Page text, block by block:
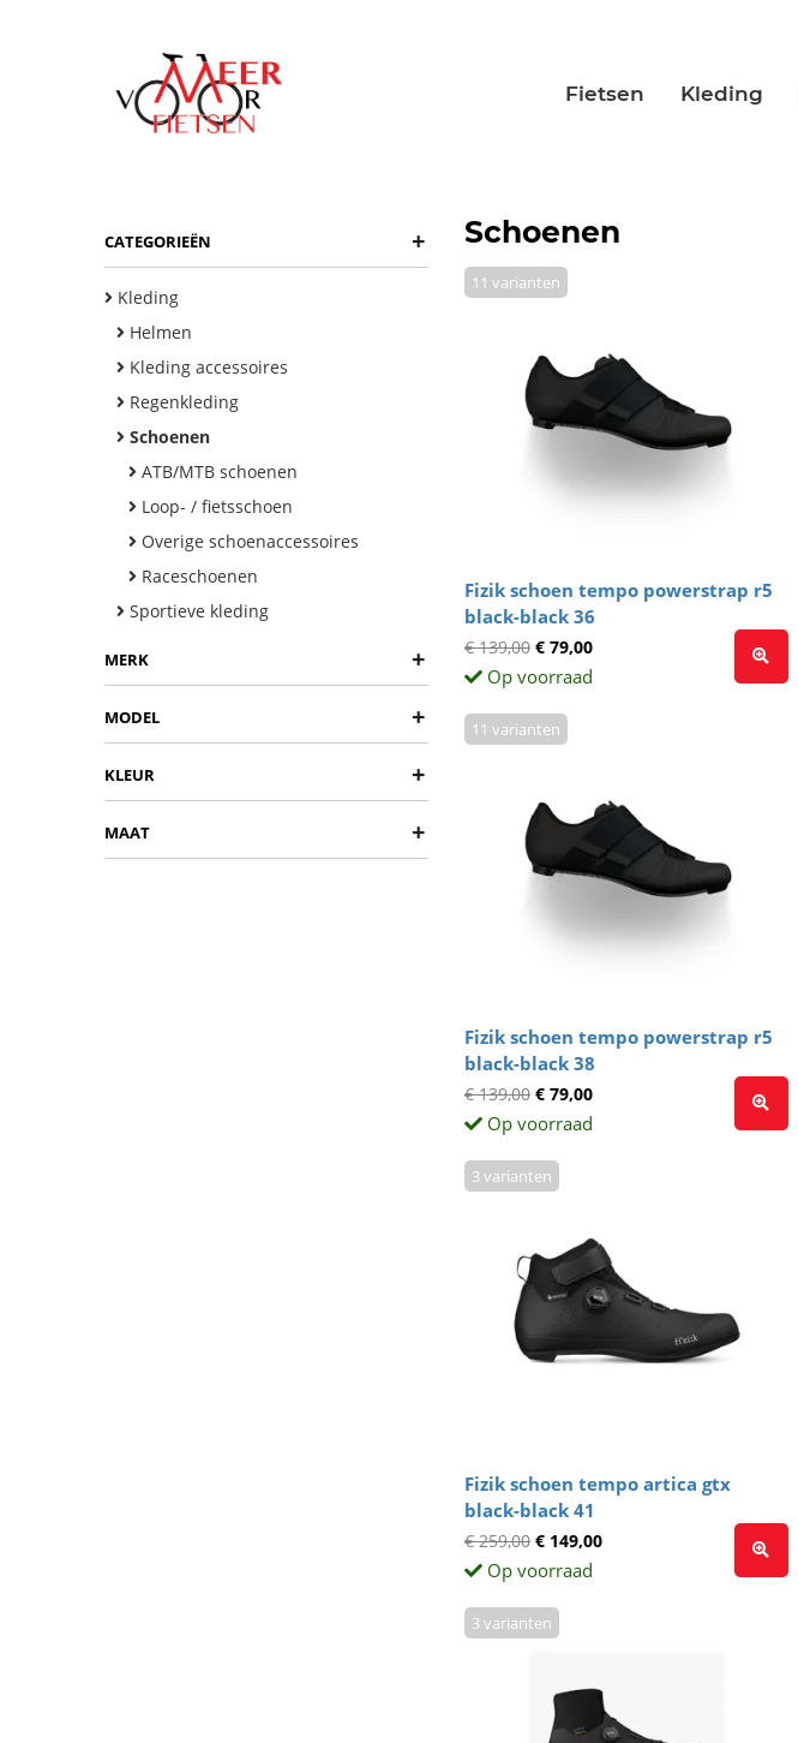
Fietsen Kleding
CATEGORIEËN +
Kleding
Helmen
Kleding accessoires
Regenkleding
Schoenen
ATB/MTB schoenen
Loop- / fietsschoen
Overige schoenaccessoires
Raceschoenen
Sportieve kleding
MERK +
MODEL +
KLEUR +
MAAT +
Schoenen
Fizik schoen tempo powerstrap r5
black-black 36
11 varianten
€ 139,00 € 79,00
Op voorraad
Fizik schoen tempo powerstrap r5
black-black 38
11 varianten
€ 139,00 € 79,00
Op voorraad
Fizik schoen tempo artica gtx
black-black 41
3 varianten
€ 259,00 € 149,00
Op voorraad
3 varianten